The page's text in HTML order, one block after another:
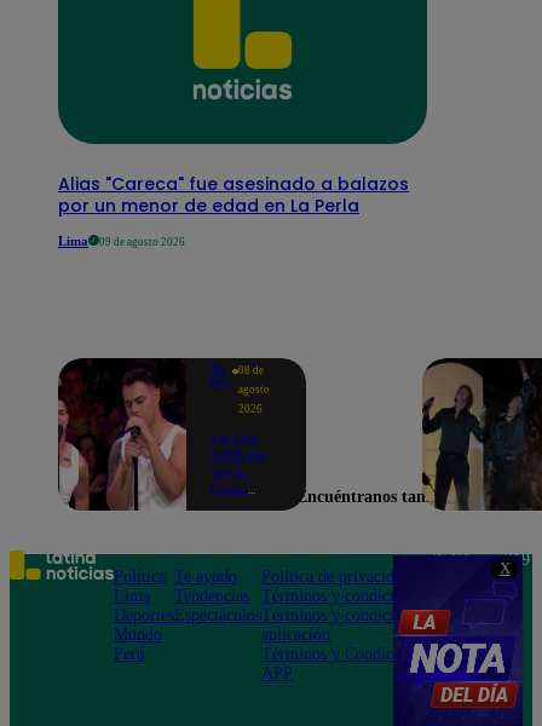
X
Alias "Careca" fue asesinado a balazos
por un menor de edad en La Perla
Lima 09 de agosto 2026
Yo
Soy
08 de
agosto
2026
Yo Soy
2026 EN
VIVO:
Favio
Ricky
Martin y
pone a
bailar a
todos en
CASTING
EN VIVO
Encuéntranos también en
Política
Lima
Deportes
Mundo
Perú
Te ayudo
Tendencias
Espectáculos
Política de privacidad
Términos y condiciones
Términos y condiciones
aplicación
Términos y Condiciones
APP
Teléfono: 219
Av. San
Felipe 968
Jesús María